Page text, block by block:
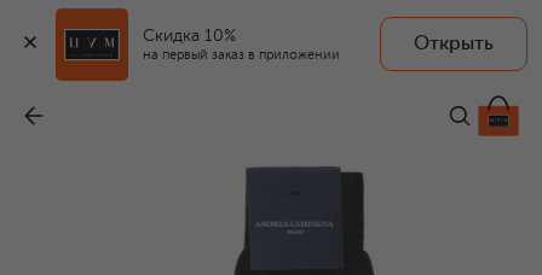
Скидка 10%
на первый заказ в приложении
Открыть
10 900 ₽